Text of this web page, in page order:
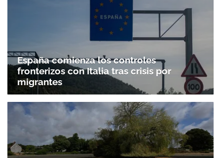
España comienza los controles
fronterizos con Italia tras crisis por
migrantes